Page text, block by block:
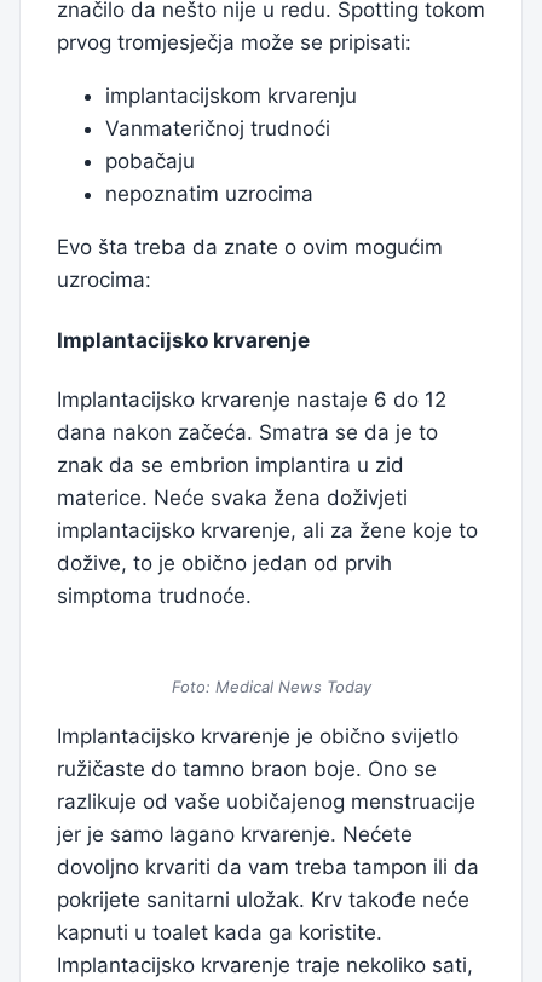
značilo da nešto nije u redu. Spotting tokom
prvog tromjesječja može se pripisati:
implantacijskom krvarenju
Vanmateričnoj trudnoći
pobačaju
nepoznatim uzrocima
Evo šta treba da znate o ovim mogućim
uzrocima:
Implantacijsko krvarenje
Implantacijsko krvarenje nastaje 6 do 12
dana nakon začeća. Smatra se da je to
znak da se embrion implantira u zid
materice. Neće svaka žena doživjeti
implantacijsko krvarenje, ali za žene koje to
dožive, to je obično jedan od prvih
simptoma trudnoće.
Foto: Medical News Today
Implantacijsko krvarenje je obično svijetlo
ružičaste do tamno braon boje. Ono se
razlikuje od vaše uobičajenog menstruacije
jer je samo lagano krvarenje. Nećete
dovoljno krvariti da vam treba tampon ili da
pokrijete sanitarni uložak. Krv takođe neće
kapnuti u toalet kada ga koristite.
Implantacijsko krvarenje traje nekoliko sati,